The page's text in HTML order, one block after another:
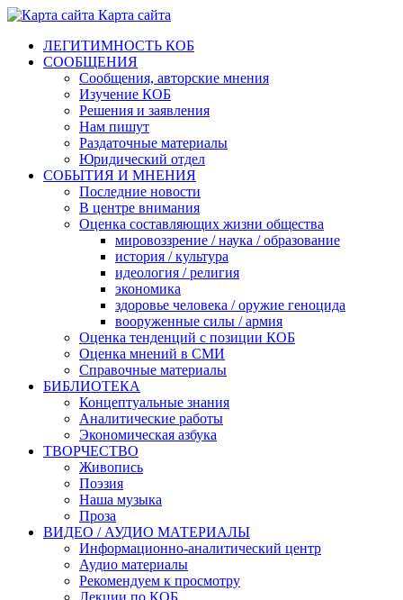
Карта сайта
ЛЕГИТИМНОСТЬ КОБ
СООБЩЕНИЯ
Сообщения, авторские мнения
Изучение КОБ
Решения и заявления
Нам пишут
Раздаточные материалы
Юридический отдел
СОБЫТИЯ И МНЕНИЯ
Последние новости
В центре внимания
Оценка составляющих жизни общества
мировоззрение / наука / образование
история / культура
идеология / религия
экономика
здоровье человека / оружие геноцида
вооруженные силы / армия
Оценка тенденций с позиции КОБ
Оценка мнений в СМИ
Справочные материалы
БИБЛИОТЕКА
Концептуальные знания
Аналитические работы
Экономическая азбука
ТВОРЧЕСТВО
Живопись
Поэзия
Наша музыка
Проза
ВИДЕО / АУДИО МАТЕРИАЛЫ
Информационно-аналитический центр
Аудио материалы
Рекомендуем к просмотру
Лекции по КОБ